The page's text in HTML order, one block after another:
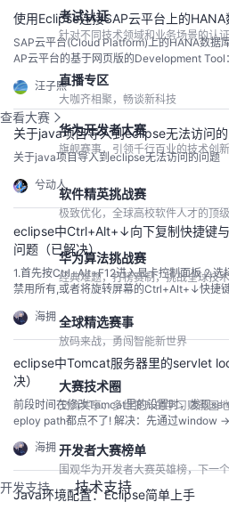
考试认证
针对不同技术领域和业务场景的认证
直播专区
大咖齐相聚，畅谈新科技
查看大赛
华为开发者大赛
旗舰赛事，引领千行百业的技术创
软件精英挑战赛
极致优化，全球高校软件人才的顶
华为算法挑战赛
经典难题，打榜赛制，挑战全球技
全球精选赛事
放码来战，勇闯智能新世界
大赛技术圈
交流共享、多维提升的学习赋能园地
开发者大赛榜单
围观华为开发者大赛英雄榜，下一
开发支持 技术支持
使用Eclipse连接SAP云平台上的HANA
SAP云平台(Cloud Platform)上的HANA数据
AP云平台的基于网页版的Development
opment Workbench 2. 通过Eclipse配合
里切换到Data Source Explorer视图，创建一
汪子熙
关于java项目导入到eclipse无法访问
关于java项目导入到eclipse无法访问的问题
兮动人
eclipse中Ctrl+Alt+↓向下复制快捷键
问题（已解决）
1.首先按Ctrl+Alt+F12进入显卡控制面板 2.
禁用所有,或者将旋转屏幕的Ctrl+Alt+↓快捷
客，这是我的一篇问题解决教程。我乐于通
问我的博客主页： 华为云-海拥、我的个人
海拥
eclipse中Tomcat服务器里的servlet
决）
前段时间在修改Tomcat里的设置时，发现
eploy path都点不了! 解决：先通过window
设置这是我的解决方法，希望对大家有所帮
我一样问题的小伙伴。这里汇总了我的全...
海拥
Java环境配置：Eclipse简单上手